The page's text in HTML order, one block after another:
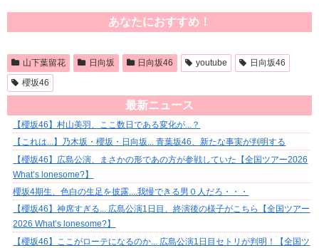
あなたにおすすめ！
山下葉留花 日向坂 日向坂46 youtube
日向坂46
櫻坂46
最新ニュース
【櫻坂46】村山美羽、ここ数日である変化が...？
【これは...】乃木坂・櫻坂・日向坂... 青葉坂46、新たな事実が判明する
【櫻坂46】広島公演、まさかの形であの方が参戦していた【全国ツアー2026
What’s lonesome?】
櫻坂4期生、色白の生足を披露....我慢できる男０人だろ・・・
【櫻坂46】神席すぎる... 広島公演1日目、終演後の様子がこちら【全国ツアー
2026 What’s lonesome?】
【櫻坂46】ここがローテになるのか... 広島公演1日目セトリが判明！【全国ツ